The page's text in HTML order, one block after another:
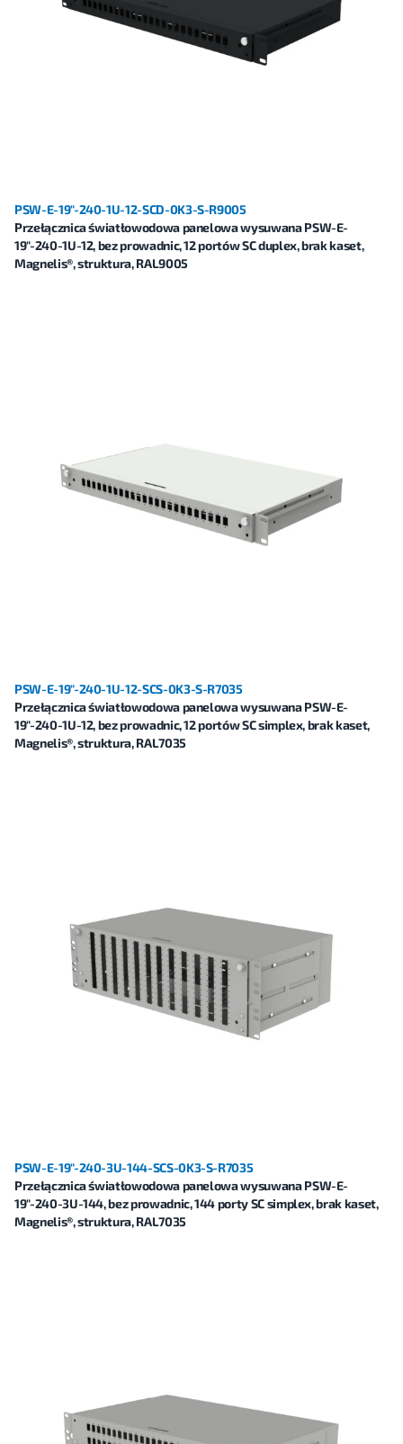
PSW-E-19"-240-1U-12-SCD-0K3-S-R9005
Przełącznica światłowodowa panelowa wysuwana PSW-E-
19"-240-1U-12, bez prowadnic, 12 portów SC duplex, brak kaset,
Magnelis®, struktura, RAL9005
PSW-E-19"-240-1U-12-SCS-0K3-S-R7035
Przełącznica światłowodowa panelowa wysuwana PSW-E-
19"-240-1U-12, bez prowadnic, 12 portów SC simplex, brak kaset,
Magnelis®, struktura, RAL7035
PSW-E-19"-240-3U-144-SCS-0K3-S-R7035
Przełącznica światłowodowa panelowa wysuwana PSW-E-
19"-240-3U-144, bez prowadnic, 144 porty SC simplex, brak kaset,
Magnelis®, struktura, RAL7035